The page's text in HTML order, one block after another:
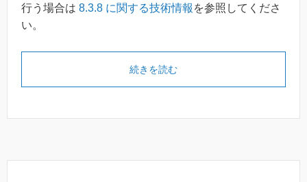
行う場合は 8.3.8 に関する技術情報 を参照してくださ
い。
続きを読む